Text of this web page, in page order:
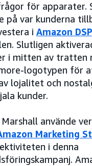
för apparater.
på var kunderna
i Amazon DSP
Slutligen
i mitten av tratten
logotypen för
lojalitet och
kunder.
använde
Marketing
i denna